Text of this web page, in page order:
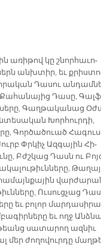
ա­ռի­թով կը շնոր­հա­ւո­
անխ­տիր, եւ
Դա­սու
Քա­հա­նա­յից Դա­սը,
Գաղ­թա­կա­նաց
Խոր­հուր­դի,
Գոր­ծա­ծուած
Փրկիչ Ազ­գա­յին Հի­
Բժշկաց Դասն ու
հա­մայն­քա­յին
Ու­սուց­չաց
եւ բո­լոր
եւ ողջ
սա­տա­րող ազ­նիւ
մեր ժո­ղո­վուր­դը